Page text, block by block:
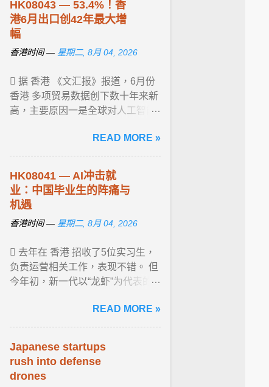
HK08043 — 53.4%！ 香
港6月出口创42年最大增
幅
香港时间 — 星期二, 8月 04, 2026
 据 香港 《文汇报》报道，6月份
香港 多项贸易数据创下数十年来新
高，主要原因一是全球对人工智能
是部分企业赶在美国7月24日临时
性10% ... View article...
READ MORE »
HK08041 — AI冲击就
业：中国毕业生的阵痛与
机遇
香港时间 — 星期二, 8月 04, 2026
 去年在 香港 招收了5位实习生，
负责运营相关工作，表现不错。 但
今年初，新一代以“龙虾”为代表的
道。庞国强的公司也快速 ... View
article...
READ MORE »
Japanese startups
rush into defense
drones